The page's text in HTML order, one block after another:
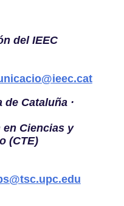
del IEEC
Cataluña ·
Ciencias y
(CTE)